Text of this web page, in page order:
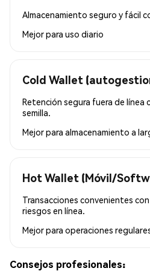
Almacenamiento seguro y fácil
Mejor para uso diario
Cold Wallet
Retención segura fuera de línea
semilla.
Mejor para almacenamiento a
Hot Wallet (Móvil/
Transacciones convenientes
riesgos en línea.
Mejor para operaciones
Consejos profesionales: